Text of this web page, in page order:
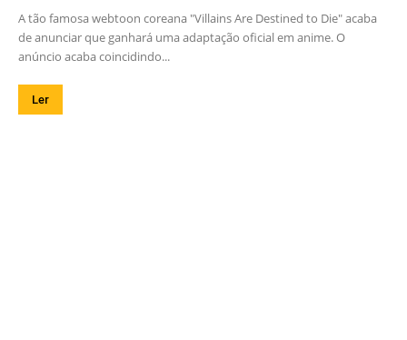
A tão famosa webtoon coreana "Villains Are Destined to Die" acaba
de anunciar que ganhará uma adaptação oficial em anime. O
anúncio acaba coincidindo...
Ler